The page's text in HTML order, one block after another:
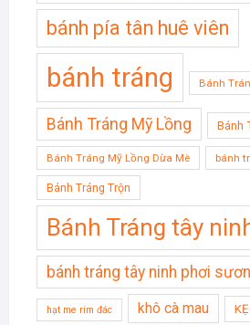
bánh pía tân huê viên
bánh tráng Bánh
Bánh Tráng Mỹ Lồng Bánh
Bánh Tráng Mỹ Lồng Dừa Mè bánh
Bánh Tráng Trộn
Bánh Tráng tây
bánh tráng tây ninh phơi
hạt me rim đác khô cà mau